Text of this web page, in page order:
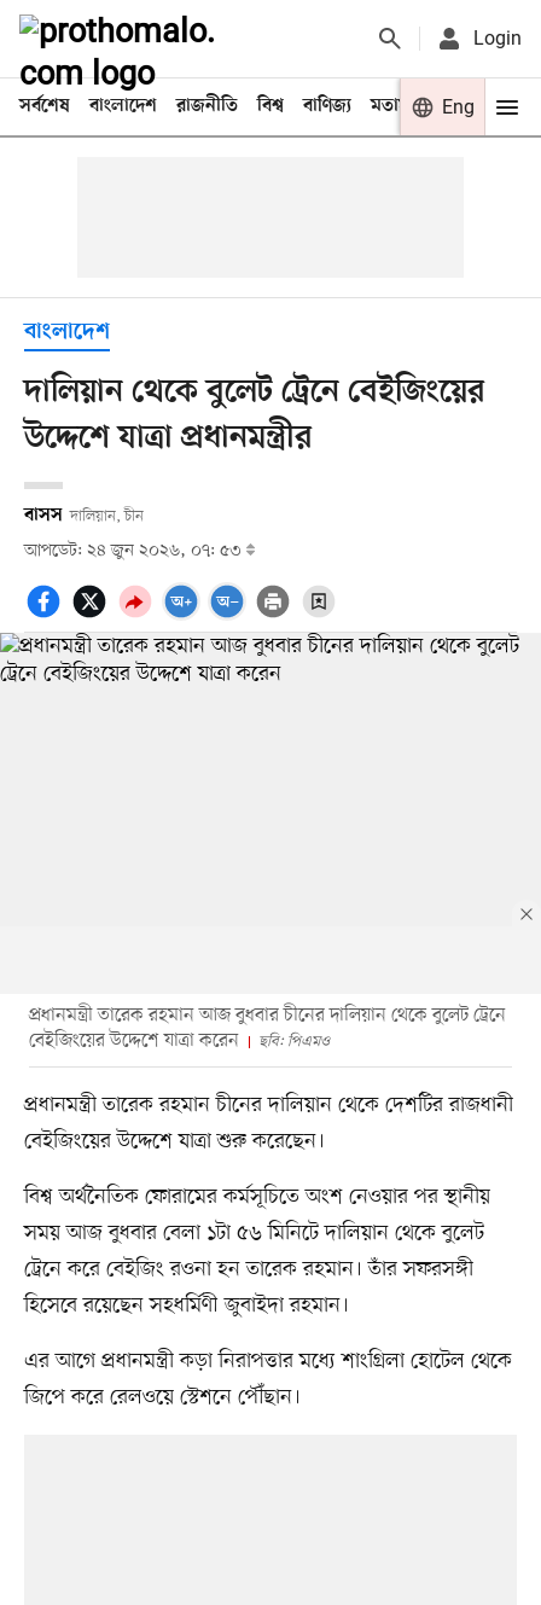
Login
সর্বশেষ বাংলাদেশ রাজনীতি বিশ্ব বাণিজ্য মতামত খেলা
Eng
বাংলাদেশ
দালিয়ান থেকে বুলেট ট্রেনে বেইজিংয়ের
উদ্দেশে যাত্রা প্রধানমন্ত্রীর
বাসস দালিয়ান, চীন
আপডেট: ২৪ জুন ২০২৬, ০৭: ৫৩
প্রধানমন্ত্রী তারেক রহমান আজ বুধবার চীনের দালিয়ান থেকে বুলেট ট্রেনে
বেইজিংয়ের উদ্দেশে যাত্রা করেন
ছবি: পিএমও
প্রধানমন্ত্রী তারেক রহমান চীনের দালিয়ান থেকে দেশটির রাজধানী
বেইজিংয়ের উদ্দেশে যাত্রা শুরু করেছেন।
বিশ্ব অর্থনৈতিক ফোরামের কর্মসূচিতে অংশ নেওয়ার পর স্থানীয়
সময় আজ বুধবার বেলা ১টা ৫৬ মিনিটে দালিয়ান থেকে বুলেট
ট্রেনে করে বেইজিং রওনা হন তারেক রহমান। তাঁর সফরসঙ্গী
হিসেবে রয়েছেন সহধর্মিণী জুবাইদা রহমান।
এর আগে প্রধানমন্ত্রী কড়া নিরাপত্তার মধ্যে শাংগ্রিলা হোটেল থেকে
জিপে করে রেলওয়ে স্টেশনে পৌঁছান।